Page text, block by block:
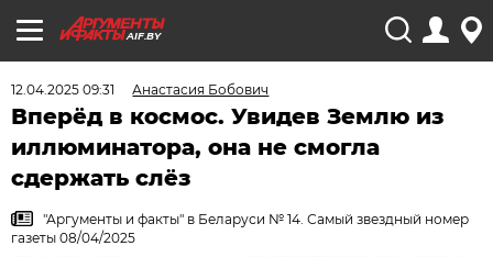
AIF.BY
12.04.2025 09:31 Анастасия Бобович
Вперёд в космос. Увидев Землю из
иллюминатора, она не смогла
сдержать слёз
"Аргументы и факты" в Беларуси № 14. Самый звездный номер
газеты 08/04/2025